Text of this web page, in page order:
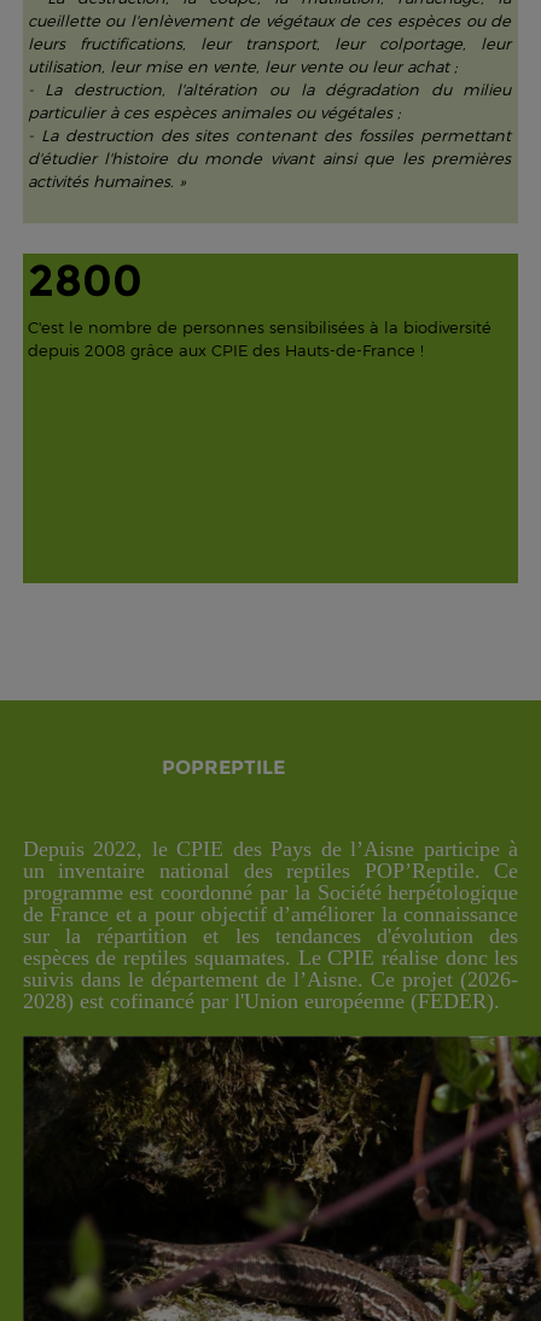
cueillette ou l'enlèvement de végétaux de ces espèces ou de
leurs fructifications, leur transport, leur colportage, leur
utilisation, leur mise en vente, leur vente ou leur achat ;
- La destruction, l'altération ou la dégradation du milieu
particulier à ces espèces animales ou végétales ;
- La destruction des sites contenant des fossiles permettant
d'étudier l'histoire du monde vivant ainsi que les premières
activités humaines. »
2800
C'est le nombre de personnes sensibilisées à la biodiversité
depuis 2008 grâce aux CPIE des Hauts-de-France !
POPREPTILE
Depuis 2022, le CPIE des Pays de l’Aisne participe à
un inventaire national des reptiles POP’Reptile. Ce
programme est coordonné par la Société herpétologique
de France et a pour objectif d’améliorer la connaissance
sur la répartition et les tendances d'évolution des
espèces de reptiles squamates. Le CPIE réalise donc les
suivis dans le département de l’Aisne. Ce projet (2026-
2028) est cofinancé par l'Union européenne (FEDER).